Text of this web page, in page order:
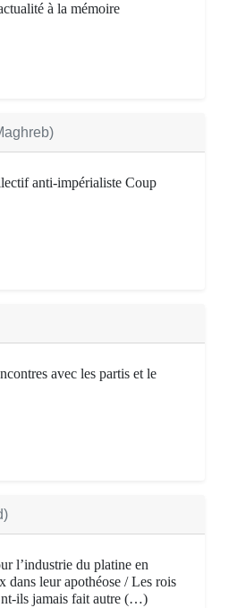
à la mémoire
anti-impérialiste Coup
avec les partis et le
l’industrie du platine en
leur apothéose / Les rois
ils jamais fait autre (…)